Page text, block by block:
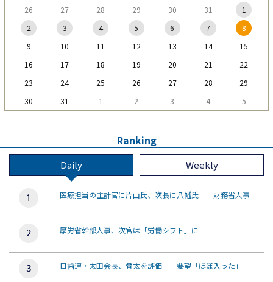
26 27 28 29 30 31
1
2
3 4 5 6 7
8
9
10 11 12 13 14
15
16
17 18 19 20 21
22
23
24 25 26 27 28
29
30
31 1 2 3 4 5
Ranking
Daily Weekly
医療担当の主計官に片山氏、次長に八幡氏 財務省人事
厚労省幹部人事、次官は「労働シフト」に
日歯連・太田会長、骨太を評価 要望「ほぼ入った」